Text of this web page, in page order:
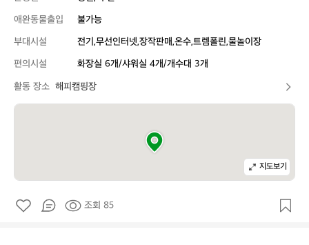
애완동물출입
불가능
부대시설
전기,무선인터넷,장작판매,온수,트렘폴린,물놀이장
편의시설
화장실 6개/샤워실 4개/개수대 3개
활동 장소 해피캠핑장
지도보기
조회 85